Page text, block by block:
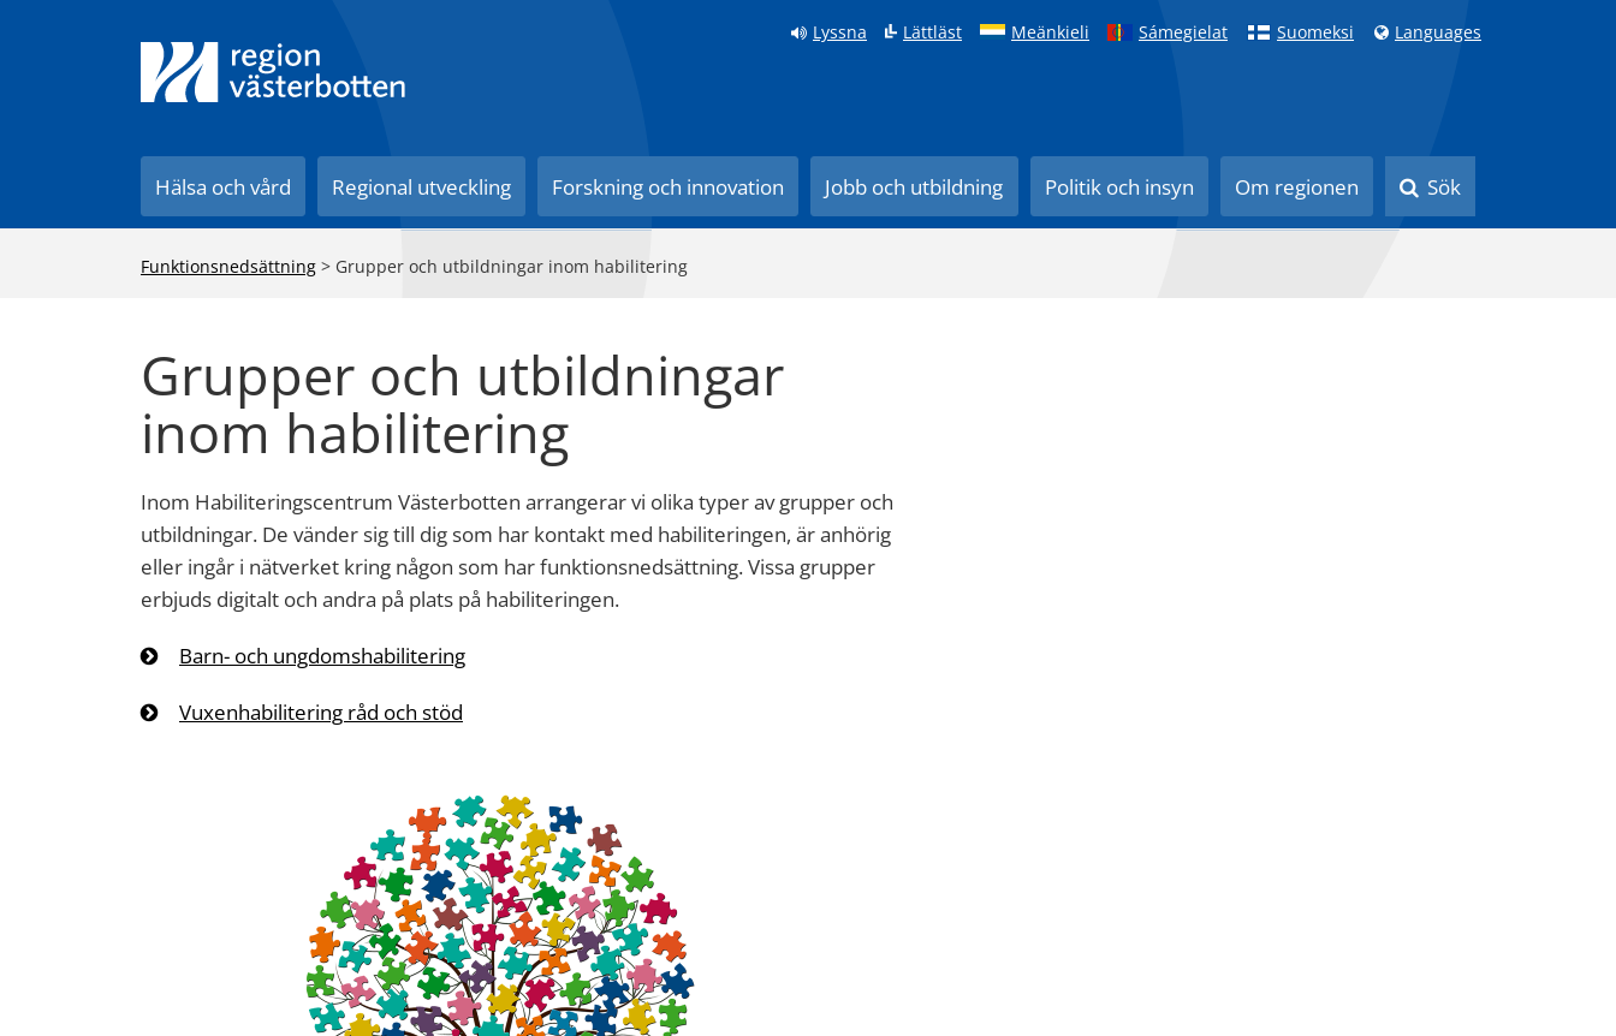
Lyssna Lättläst Meänkieli Sámegielat Suomeksi Languages
Hälsa och vård Regional utveckling Forskning och innovation Jobb och utbildning Politik och insyn Om regionen Sök
Funktionsnedsättning > Grupper och utbildningar inom habilitering
Grupper och utbildningar
inom habilitering
Inom Habiliteringscentrum Västerbotten arrangerar vi olika typer av grupper och
utbildningar. De vänder sig till dig som har kontakt med habiliteringen, är anhörig
eller ingår i nätverket kring någon som har funktionsnedsättning. Vissa grupper
erbjuds digitalt och andra på plats på habiliteringen.
Barn- och ungdomshabilitering
Vuxenhabilitering råd och stöd